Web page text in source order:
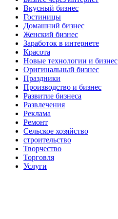
Вкусный бизнес
Гостиницы
Домашний бизнес
Женский бизнес
Заработок в интернете
Красота
Новые технологии и бизнес
Оригинальный бизнес
Праздники
Производство и бизнес
Развитие бизнеса
Развлечения
Реклама
Ремонт
Сельское хозяйство
строительство
Творчество
Торговля
Услуги